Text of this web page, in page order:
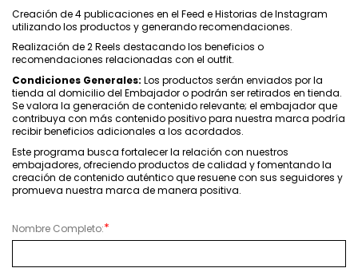
Creación de 4 publicaciones en el Feed e Historias de Instagram
utilizando los productos y generando recomendaciones.
Realización de 2 Reels destacando los beneficios o
recomendaciones relacionadas con el outfit.
Condiciones Generales: Los productos serán enviados por la
tienda al domicilio del Embajador o podrán ser retirados en tienda.
Se valora la generación de contenido relevante; el embajador que
contribuya con más contenido positivo para nuestra marca podría
recibir beneficios adicionales a los acordados.
Este programa busca fortalecer la relación con nuestros
embajadores, ofreciendo productos de calidad y fomentando la
creación de contenido auténtico que resuene con sus seguidores y
promueva nuestra marca de manera positiva.
Nombre Completo: